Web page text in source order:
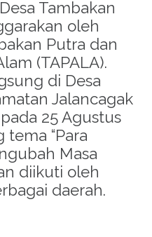
Tambakan
oleh
Putra dan
(TAPALA).
di Desa
Jalancagak
25 Agustus
“Para
Masa
diikuti oleh
daerah.